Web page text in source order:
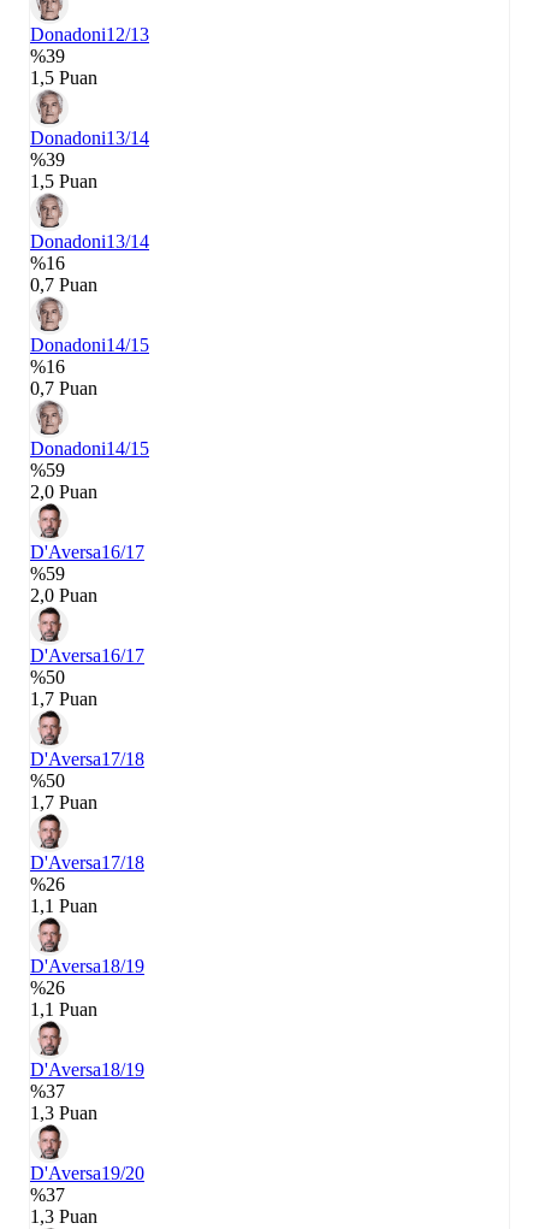
Donadoni12/13
%39
1,5 Puan
Donadoni13/14
%39
1,5 Puan
Donadoni13/14
%16
0,7 Puan
Donadoni14/15
%16
0,7 Puan
Donadoni14/15
%59
2,0 Puan
D'Aversa16/17
%59
2,0 Puan
D'Aversa16/17
%50
1,7 Puan
D'Aversa17/18
%50
1,7 Puan
D'Aversa17/18
%26
1,1 Puan
D'Aversa18/19
%26
1,1 Puan
D'Aversa18/19
%37
1,3 Puan
D'Aversa19/20
%37
1,3 Puan